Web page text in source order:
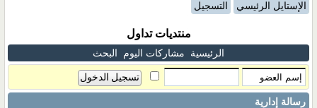
الإستايل الرئيسي التسجيل
منتديات تداول
الرئيسية مشاركات اليوم البحث
رسالة إدارية